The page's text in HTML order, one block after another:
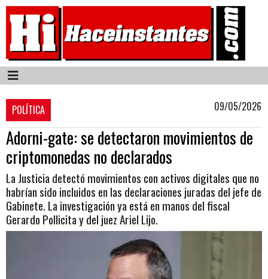
POLÍTICA 09/05/2026
Adorni-gate: se detectaron movimientos de
criptomonedas no declarados
La Justicia detectó movimientos con activos digitales que no
habrían sido incluidos en las declaraciones juradas del jefe de
Gabinete. La investigación ya está en manos del fiscal
Gerardo Pollicita y del juez Ariel Lijo.